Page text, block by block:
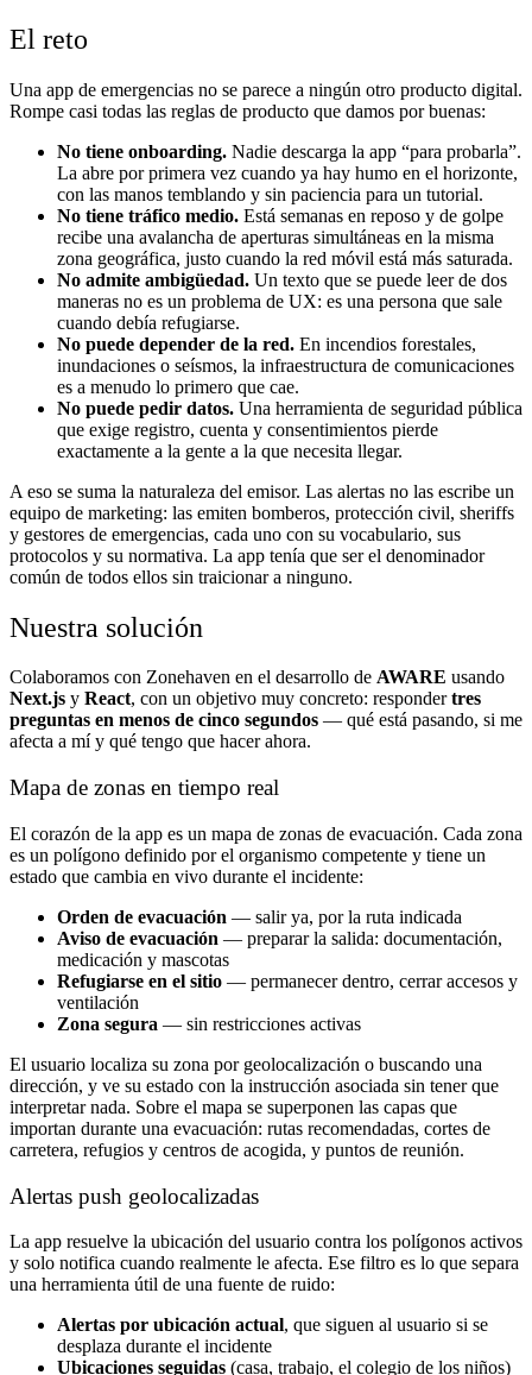
El reto
Una app de emergencias no se parece a ningún otro producto digital.
Rompe casi todas las reglas de producto que damos por buenas:
No tiene onboarding. Nadie descarga la app “para probarla”.
La abre por primera vez cuando ya hay humo en el horizonte,
con las manos temblando y sin paciencia para un tutorial.
No tiene tráfico medio. Está semanas en reposo y de golpe
recibe una avalancha de aperturas simultáneas en la misma
zona geográfica, justo cuando la red móvil está más saturada.
No admite ambigüedad. Un texto que se puede leer de dos
maneras no es un problema de UX: es una persona que sale
cuando debía refugiarse.
No puede depender de la red. En incendios forestales,
inundaciones o seísmos, la infraestructura de comunicaciones
es a menudo lo primero que cae.
No puede pedir datos. Una herramienta de seguridad pública
que exige registro, cuenta y consentimientos pierde
exactamente a la gente a la que necesita llegar.
A eso se suma la naturaleza del emisor. Las alertas no las escribe un
equipo de marketing: las emiten bomberos, protección civil, sheriffs
y gestores de emergencias, cada uno con su vocabulario, sus
protocolos y su normativa. La app tenía que ser el denominador
común de todos ellos sin traicionar a ninguno.
Nuestra solución
Colaboramos con Zonehaven en el desarrollo de AWARE usando
Next.js y React, con un objetivo muy concreto: respondertres
preguntas en menos de cinco segundos — qué está pasando, si me
afecta a mí y qué tengo que hacer ahora.
Mapa de zonas en tiempo real
El corazón de la app es un mapa de zonas de evacuación. Cada zona
es un polígono definido por el organismo competente y tiene un
estado que cambia en vivo durante el incidente:
Orden de evacuación — salir ya, por la ruta indicada
Aviso de evacuación — preparar la salida: documentación,
medicación y mascotas
Refugiarse en el sitio — permanecer dentro, cerrar accesos y
ventilación
Zona segura — sin restricciones activas
El usuario localiza su zona por geolocalización o buscando una
dirección, y ve su estado con la instrucción asociada sin tener que
interpretar nada. Sobre el mapa se superponen las capas que
importan durante una evacuación: rutas recomendadas, cortes de
carretera, refugios y centros de acogida, y puntos de reunión.
Alertas push geolocalizadas
La app resuelve la ubicación del usuario contra los polígonos activos
y solo notifica cuando realmente le afecta. Ese filtro es lo que separa
una herramienta útil de una fuente de ruido:
Alertas por ubicación actual, que siguen al usuario si se
desplaza durante el incidente
Ubicaciones seguidas (casa, trabajo, el colegio de los niños)